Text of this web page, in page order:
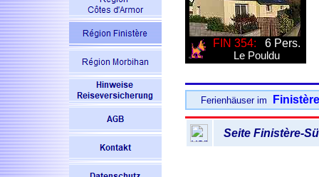
FIN 354: 6 Pers.
Le Pouldu
Ferienhäuser im
Seite Finistère-